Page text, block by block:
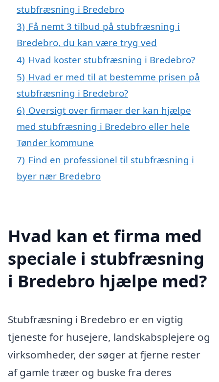
stubfræsning i Bredebro
3) Få nemt 3 tilbud på stubfræsning i
Bredebro, du kan være tryg ved
4) Hvad koster stubfræsning i Bredebro?
5) Hvad er med til at bestemme prisen på
stubfræsning i Bredebro?
6) Oversigt over firmaer der kan hjælpe
med stubfræsning i Bredebro eller hele
Tønder kommune
7) Find en professionel til stubfræsning i
byer nær Bredebro
Hvad kan et firma med
speciale i stubfræsning
i Bredebro hjælpe med?
Stubfræsning i Bredebro er en vigtig
tjeneste for husejere, landskabsplejere og
virksomheder, der søger at fjerne rester
af gamle træer og buske fra deres